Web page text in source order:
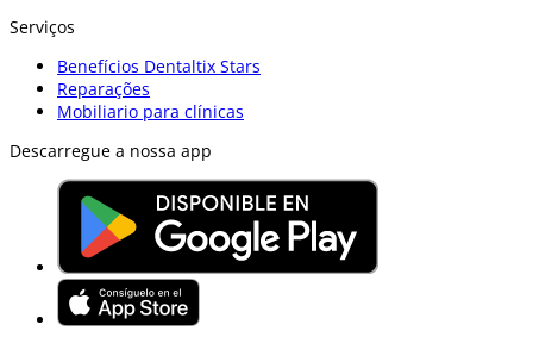
Serviços
Benefícios Dentaltix Stars
Reparações
Mobiliario para clínicas
Descarregue a nossa app